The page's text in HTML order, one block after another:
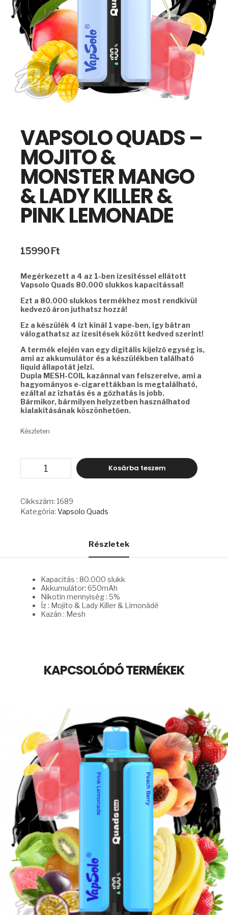
VAPSOLO QUADS –
MOJITO &
MONSTER MANGO
& LADY KILLER &
PINK LEMONADE
15990 Ft
Megérkezett a 4 az 1-ben ízesítéssel ellátott
Vapsolo Quads 80.000 slukkos kapacitással!
Ezt a 80.000 slukkos termékhez most rendkívül
kedvező áron juthatsz hozzá!
Ez a készülék 4 ízt kínál 1 vape-ben, így bátran
válogathatsz az ízesítések között kedved szerint!
A termék elején van egy digitális kijelző egység is,
ami az akkumulátor és a készülékben található
liquid állapotát jelzi.
Dupla MESH-COIL kazánnal van felszerelve, ami a
hagyományos e-cigarettákban is megtalálható,
ezáltal az ízhatás és a gőzhatás is jobb.
Bármikor, bármilyen helyzetben használhatod
kialakításának köszönhetően.
Készleten
QUADS
-
&
MONSTER
MANGO
PINK
mennyiség
Kosárba teszem
Cikkszám: 1689
Kategória: Vapsolo Quads
Részletek
Kapacitás : 80.000 slukk
Akkumulátor: 650mAh
Nikotin mennyiség : 5%
Íz : Mojito & Lady Killer & Limonádé
Kazán : Mesh
KAPCSOLÓDÓ TERMÉKEK